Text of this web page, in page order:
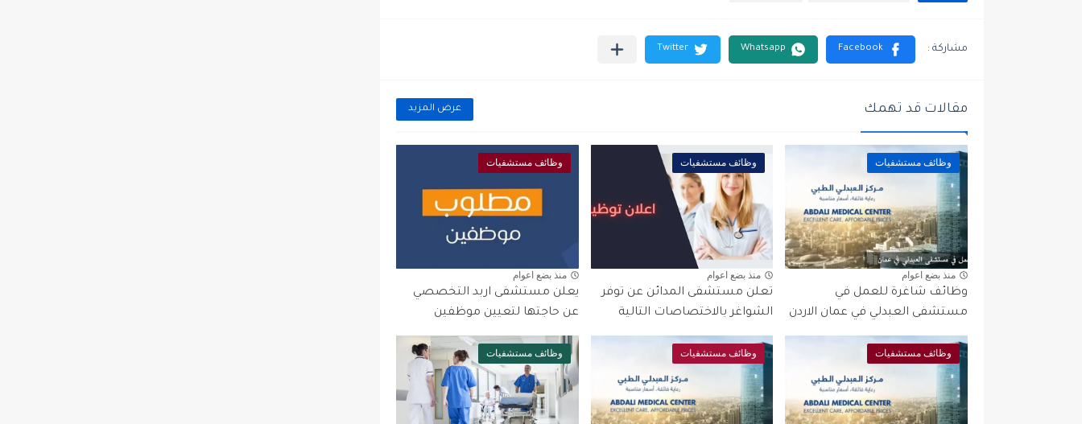
مقالات قد تهمك عرض المزيد
وظائف مستشفيات
منذ بضع اعوام
وظائف شاغرة للعمل في
مستشفى العبدلي في عمان الاردن
وظائف مستشفيات
منذ بضع اعوام
تعلن مستشفى المدائن عن توفر
الشواغر بالاختصاصات التالية
وظائف مستشفيات
منذ بضع اعوام
يعلن مستشفى اربد التخصصي
عن حاجتها لتعيين موظفين
وظائف مستشفيات وظائف مستشفيات وظائف مستشفيات